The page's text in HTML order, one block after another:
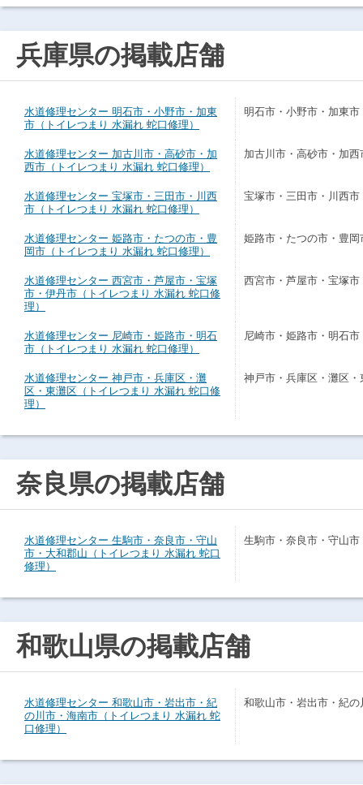
兵庫県の掲載店舗
水道修理センター 明石市・小野市・加東
市（トイレつまり 水漏れ 蛇口修理）
明石市・小野市・加東市
水道修理センター 加古川市・高砂市・加
西市（トイレつまり 水漏れ 蛇口修理）
加古川市・高砂市・加西
水道修理センター 宝塚市・三田市・川西
市（トイレつまり 水漏れ 蛇口修理）
宝塚市・三田市・川西市
水道修理センター 姫路市・たつの市・豊
岡市（トイレつまり 水漏れ 蛇口修理）
姫路市・たつの市・豊岡
水道修理センター 西宮市・芦屋市・宝塚
市・伊丹市（トイレつまり 水漏れ 蛇口修
理）
西宮市・芦屋市・宝塚市
水道修理センター 尼崎市・姫路市・明石
市（トイレつまり 水漏れ 蛇口修理）
尼崎市・姫路市・明石市
水道修理センター 神戸市・兵庫区・灘
区・東灘区（トイレつまり 水漏れ 蛇口修
理）
神戸市・兵庫区・灘区・
奈良県の掲載店舗
水道修理センター 生駒市・奈良市・守山
市・大和郡山（トイレつまり 水漏れ 蛇口
修理）
生駒市・奈良市・守山市
和歌山県の掲載店舗
水道修理センター 和歌山市・岩出市・紀
の川市・海南市（トイレつまり 水漏れ 蛇
口修理）
和歌山市・岩出市・紀の